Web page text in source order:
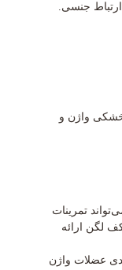
جنسی.
واژن و
تمرینات
لگن ارائه
عضلات واژن